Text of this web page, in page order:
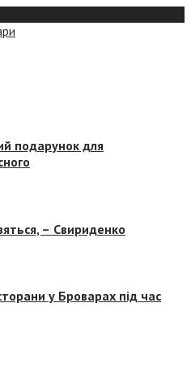
подарунок для
– Свириденко
у Броварах під час